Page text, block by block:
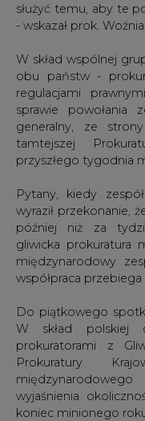
służyć temu, aby te
- wskazał prok.
W skład wspólnej
obu państw -
regulacjami
sprawie powołania
generalny, ze
tamtejszej
przyszłego tygodnia
Pytany, kiedy
wyraził przekonanie,
później niż za
gliwicka prokuratura
międzynarodowy
współpraca przebiega
Do piątkowego
W skład polskiej
prokuratorami z
Prokuratury
wyjaśnienia
koniec minionego